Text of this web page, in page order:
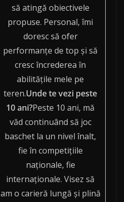
să atingă obiectivele
propuse. Personal, îmi
doresc să ofer
performanțe de top și să
cresc încrederea în
abilitățile mele pe
teren.Unde te vezi peste
10 ani?Peste 10 ani, mă
văd continuând să joc
baschet la un nivel înalt,
fie în competițiile
naționale, fie
internaționale. Visez să
am o carieră lungă și plină